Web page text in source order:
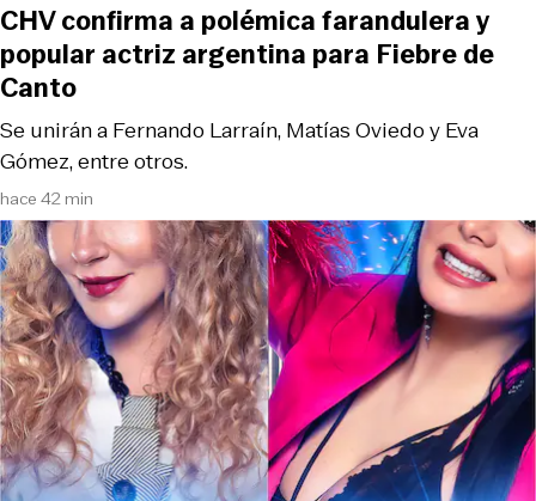
hace 42 min
Se unirán a Fernando Larraín, Matías Oviedo y Eva
Gómez, entre otros.
CHV confirma a polémica farandulera y
popular actriz argentina para Fiebre de
Canto